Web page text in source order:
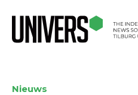
Nieuws